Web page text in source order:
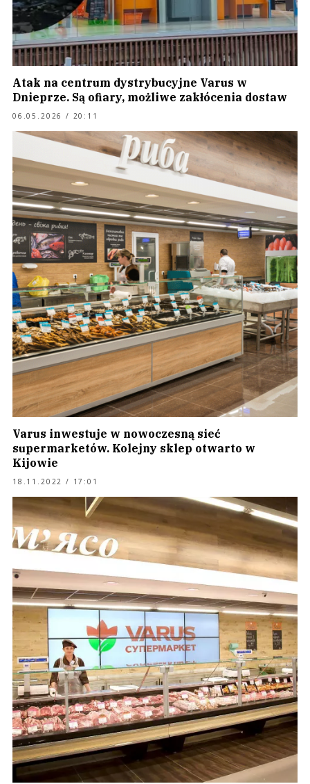
Atak na centrum dystrybucyjne Varus w
Dnieprze. Są ofiary, możliwe zakłócenia dostaw
06.05.2026 / 20:11
Varus inwestuje w nowoczesną sieć
supermarketów. Kolejny sklep otwarto w
Kijowie
18.11.2022 / 17:01